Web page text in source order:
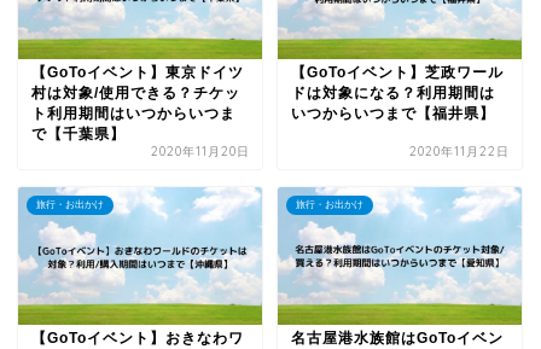
【GoToイベント】東京ドイツ
村は対象/使用できる？チケッ
ト利用期間はいつからいつま
で【千葉県】
2020年11月20日
【GoToイベント】芝政ワール
ドは対象になる？利用期間は
いつからいつまで【福井県】
2020年11月22日
旅行・お出かけ
【GoToイベント】おきなわワ
旅行・お出かけ
名古屋港水族館はGoToイベン